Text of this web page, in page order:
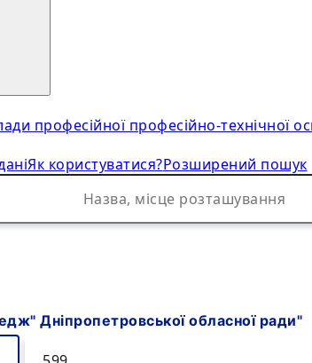
професійної професійно-технічної
Як користуватися?Розширений пошук
Дніпропетровської обласної ради"